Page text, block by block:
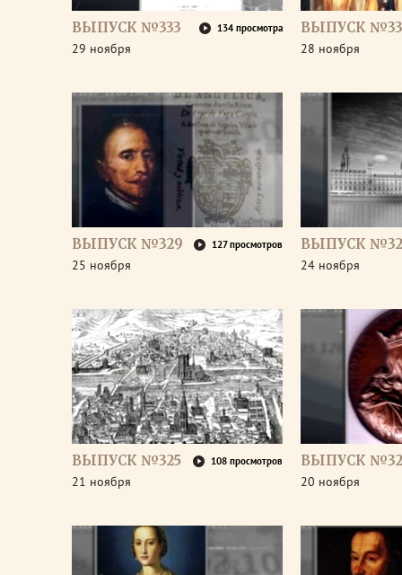
ВЫПУСК №333 134 просмотра
29 ноября
ВЫПУСК
28 ноября
ВЫПУСК №329 127 просмотров
25 ноября
ВЫПУСК
24 ноября
ВЫПУСК №325 108 просмотров
21 ноября
ВЫПУСК
20 ноября